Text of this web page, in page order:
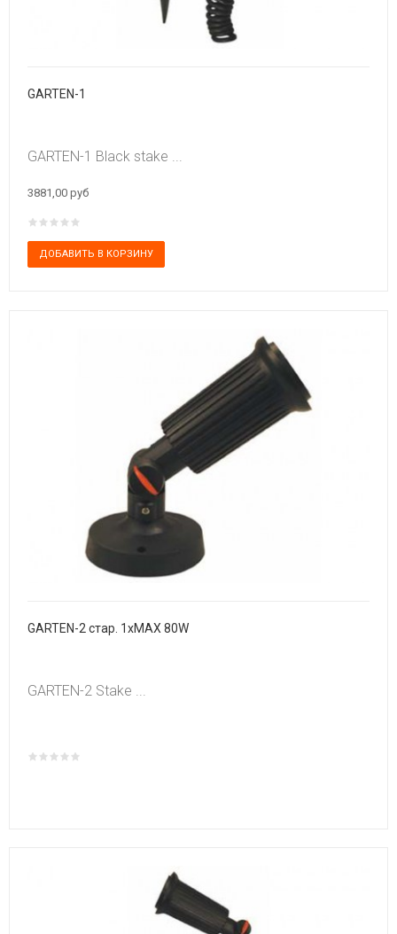
GARTEN-1
GARTEN-1 Black stake ...
3881,00 руб
GARTEN-2 стар. 1xMAX 80W
GARTEN-2 Stake ...